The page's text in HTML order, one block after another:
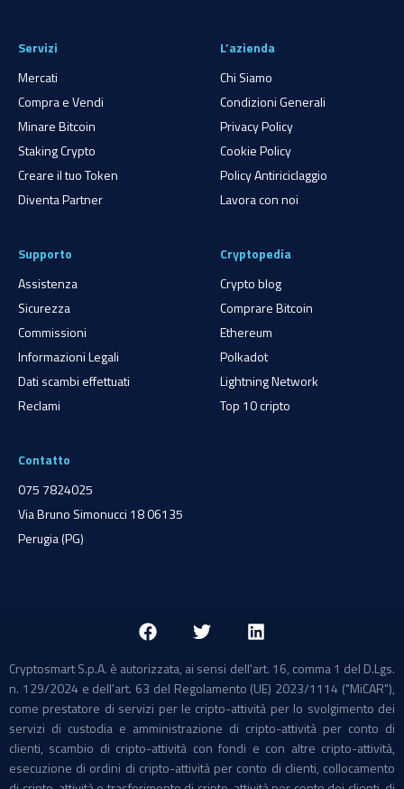
Servizi
Mercati
Compra e Vendi
Minare Bitcoin
Staking Crypto
Creare il tuo Token
Diventa Partner
L’azienda
Chi Siamo
Condizioni Generali
Privacy Policy
Cookie Policy
Policy Antiriciclaggio
Lavora con noi
Supporto
Assistenza
Sicurezza
Commissioni
Informazioni Legali
Dati scambi effettuati
Reclami
Cryptopedia
Crypto blog
Comprare Bitcoin
Ethereum
Polkadot
Lightning Network
Top 10 cripto
Contatto
075 7824025
Via Bruno Simonucci 18 06135
Perugia (PG)
Cryptosmart S.p.A. è autorizzata, ai sensi dell'art. 16, comma 1 del D.Lgs.
n. 129/2024 e dell'art. 63 del Regolamento (UE) 2023/1114 ("MiCAR"),
come prestatore di servizi per le cripto-attività per lo svolgimento dei
servizi di custodia e amministrazione di cripto-attività per conto di
clienti, scambio di cripto-attività con fondi e con altre cripto-attività,
esecuzione di ordini di cripto-attività per conto di clienti, collocamento